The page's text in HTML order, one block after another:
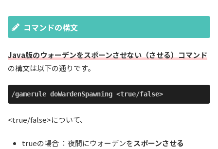
コマンドの構文
Java版のウォーデンをスポーンさせない（させる）コマンド
の構文は以下の通りです。
/gamerule doWardenSpawning <true/false>
<true/false>について、
trueの場合 ：夜間にウォーデンをスポーンさせる